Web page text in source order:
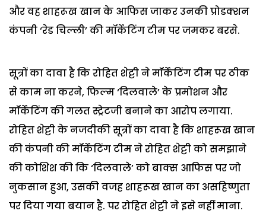
और वह शाहरूख खान के आफिस जाकर उनकी प्रोडक्शन
कंपनी ‘रेड चिल्ली’ की मॉर्केटिंग टीम पर जमकर बरसे.
सूत्रों का दावा है कि रोहित शेट्टी ने मॉर्केटिंग टीम पर ठीक
से काम ना करने, फिल्म ‘दिलवाले’ के प्रमोशन और
मॉर्केटिंग की गलत स्ट्रेटजी बनाने का आरोप लगाया.
रोहित शेट्टी के नजदीकी सूत्रों का दावा है कि शाहरूख खान
की कंपनी की मॉर्केटिंग टीम ने रोहित शेट्टी को समझाने
की कोशिश की कि ‘दिलवाले’ को बाक्स आफिस पर जो
नुकसान हुआ, उसकी वजह शाहरूख खान का असहिष्णुता
पर दिया गया बयान है. पर रोहित शेट्टी ने इसे नहीं माना.